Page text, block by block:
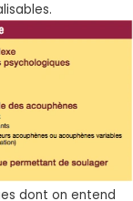
dont on entend